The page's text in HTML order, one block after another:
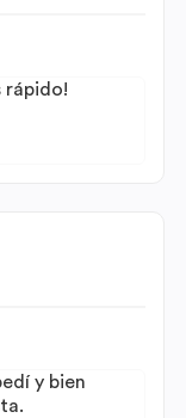
rápido!
y bien